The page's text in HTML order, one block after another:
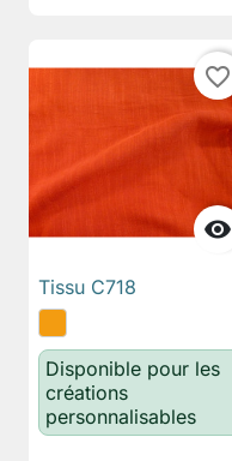

favorite_border
Tissu C718
Disponible pour les
créations
personnalisables